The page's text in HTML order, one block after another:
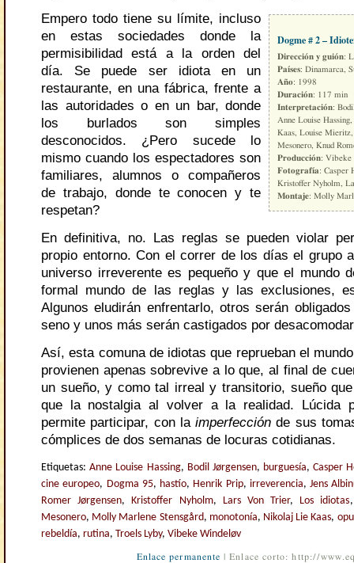
Dogme # 2 –
Dirección y guión:
Países: Dinamarca,
Año: 1998
Duración: 117 min
Interpretación:
Anne Louise
Kaas, Louise
Mesonero, Knud
Producción: Vibeke
Fotografía: Casper
Kristoffer Nyholm,
Montaje: Molly
Empero todo tiene su límite, incluso
en estas sociedades donde la
permisibilidad está a la orden del
día. Se puede ser idiota en un
restaurante, en una fábrica, frente a
las autoridades o en un bar, donde
los burlados son simples
desconocidos. ¿Pero sucede lo
mismo cuando los espectadores son
familiares, alumnos o compañeros
de trabajo, donde te conocen y te
respetan?
En definitiva, no. Las reglas se pueden violar
propio entorno. Con el correr de los días el grupo
universo irreverente es pequeño y que el mundo
formal mundo de las reglas y las exclusiones,
Algunos eludirán enfrentarlo, otros serán
seno y unos más serán castigados por
Así, esta comuna de idiotas que reprueban el
provienen apenas sobrevive a lo que, al final de
un sueño, y como tal irreal y transitorio, sueño
que la nostalgia al volver a la realidad. Lúcida
permite participar, con laimperfección de sus
cómplices de dos semanas de locuras cotidianas.
Etiquetas:Anne Louise Hassing, Bodil Jørgensen, burguesía,Casper
cine europeo, Dogma 95, hastío, Henrik Prip, irreverencia, Jens
Romer Jørgensen,Kristoffer Nyholm, Lars Von Trier, Los idiotas
Mesonero, Molly Marlene Stensgård, monotonía, Nikolaj Lie Kaas,
rebeldía, rutina, Troels Lyby, Vibeke Windeløv
Enlace permanente | Enlace corto: http://